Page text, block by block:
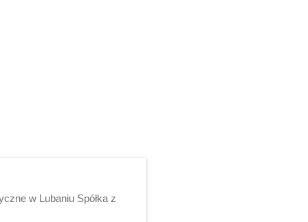
w Lubaniu Spółka z